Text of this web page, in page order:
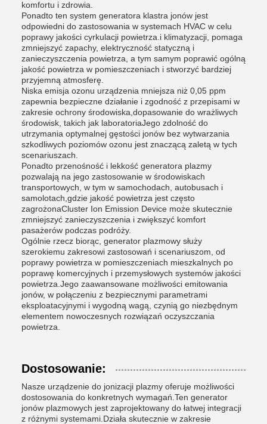
komfortu i zdrowia.
Ponadto ten system generatora klastra jonów jest
odpowiedni do zastosowania w systemach HVAC w celu
poprawy jakości cyrkulacji powietrza.i klimatyzacji, pomaga
zmniejszyć zapachy, elektryczność statyczną i
zanieczyszczenia powietrza, a tym samym poprawić ogólną
jakość powietrza w pomieszczeniach i stworzyć bardziej
przyjemną atmosferę.
Niska emisja ozonu urządzenia mniejsza niż 0,05 ppm
zapewnia bezpieczne działanie i zgodność z przepisami w
zakresie ochrony środowiska,dopasowanie do wrażliwych
środowisk, takich jak laboratoriaJego zdolność do
utrzymania optymalnej gęstości jonów bez wytwarzania
szkodliwych poziomów ozonu jest znaczącą zaletą w tych
scenariuszach.
Ponadto przenośność i lekkość generatora plazmy
pozwalają na jego zastosowanie w środowiskach
transportowych, w tym w samochodach, autobusach i
samolotach,gdzie jakość powietrza jest często
zagrożonaCluster Ion Emission Device może skutecznie
zmniejszyć zanieczyszczenia i zwiększyć komfort
pasażerów podczas podróży.
Ogólnie rzecz biorąc, generator plazmowy służy
szerokiemu zakresowi zastosowań i scenariuszom, od
poprawy powietrza w pomieszczeniach mieszkalnych po
poprawę komercyjnych i przemysłowych systemów jakości
powietrza.Jego zaawansowane możliwości emitowania
jonów, w połączeniu z bezpiecznymi parametrami
eksploatacyjnymi i wygodną wagą, czynią go niezbędnym
elementem nowoczesnych rozwiązań oczyszczania
powietrza.
Dostosowanie:
Nasze urządzenie do jonizacji plazmy oferuje możliwości
dostosowania do konkretnych wymagań.Ten generator
jonów plazmowych jest zaprojektowany do łatwej integracji
z różnymi systemami.Działa skutecznie w zakresie